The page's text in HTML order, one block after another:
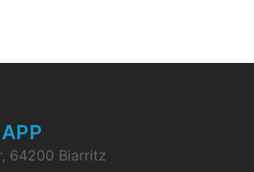
64200 Biarritz